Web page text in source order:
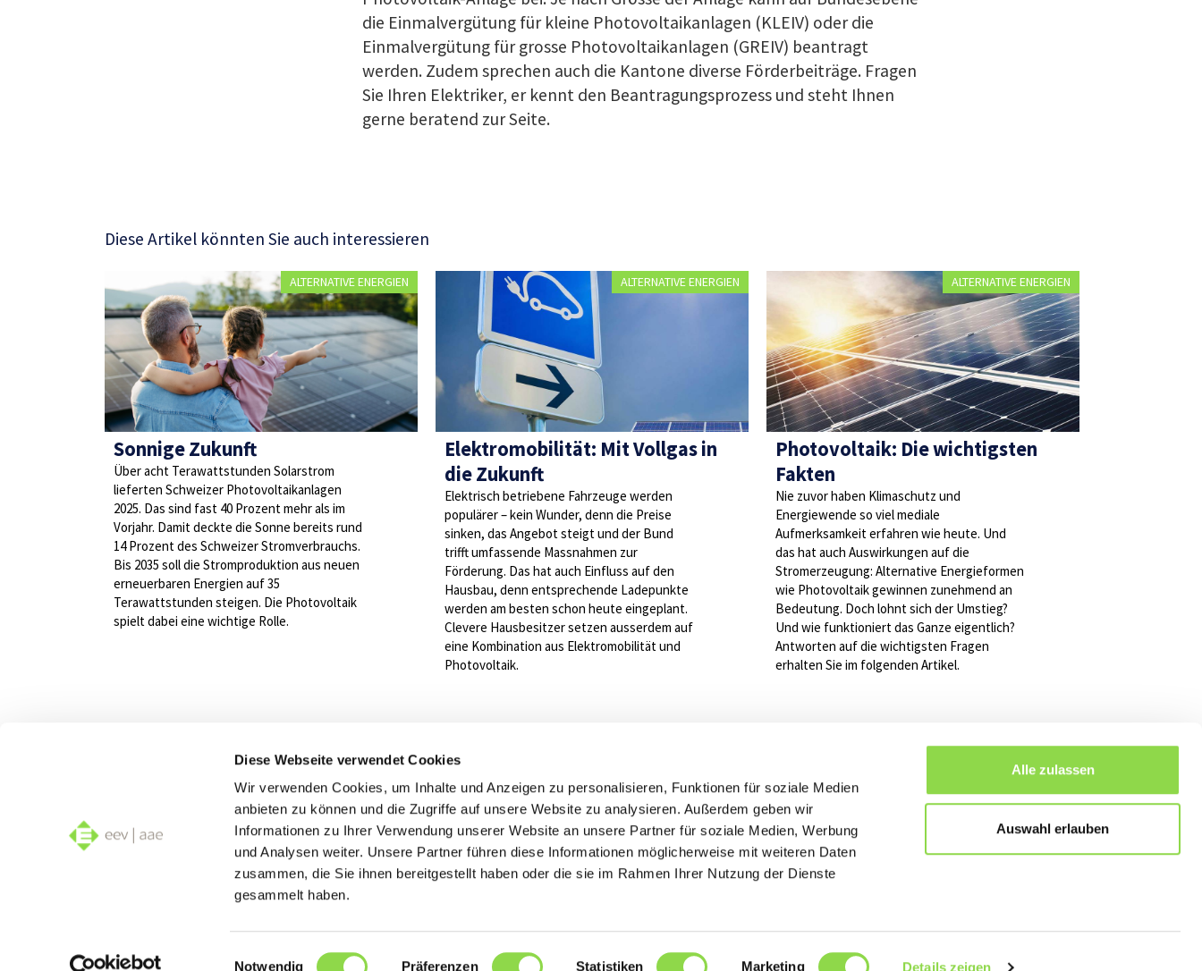
Diese Webseite verwendet Cookies
Wir verwenden Cookies, um Inhalte und Anzeigen zu personalisieren, Funktionen für soziale Medien
anbieten zu können und die Zugriffe auf unsere Website zu analysieren. Außerdem geben wir
Informationen zu Ihrer Verwendung unserer Website an unsere Partner für soziale Medien, Werbung
und Analysen weiter. Unsere Partner führen diese Informationen möglicherweise mit weiteren Daten
zusammen, die Sie ihnen bereitgestellt haben oder die sie im Rahmen Ihrer Nutzung der Dienste
gesammelt haben.
Einwilligungsauswahl
Notwendig Präferenzen Statistiken Marketing Details zeigen
Alle zulassen
Auswahl erlauben
die Einmalvergütung für kleine Photovoltaikanlagen (KLEIV) oder die
Einmalvergütung für grosse Photovoltaikanlagen (GREIV) beantragt
werden. Zudem sprechen auch die Kantone diverse Förderbeiträge. Fragen
Sie Ihren Elektriker, er kennt den Beantragungsprozess und steht Ihnen
gerne beratend zur Seite.
Diese Artikel könnten Sie auch interessieren
ALTERNATIVE ENERGIEN
Sonnige Zukunft
Über acht Terawattstunden Solarstrom
lieferten Schweizer Photovoltaikanlagen
2025. Das sind fast 40 Prozent mehr als im
Vorjahr. Damit deckte die Sonne bereits rund
14 Prozent des Schweizer Stromverbrauchs.
Bis 2035 soll die Stromproduktion aus neuen
erneuerbaren Energien auf 35
Terawattstunden steigen. Die Photovoltaik
spielt dabei eine wichtige Rolle.
ALTERNATIVE ENERGIEN
Elektromobilität: Mit Vollgas in
die Zukunft
Elektrisch betriebene Fahrzeuge werden
populärer – kein Wunder, denn die Preise
sinken, das Angebot steigt und der Bund
trifft umfassende Massnahmen zur
Förderung. Das hat auch Einfluss auf den
Hausbau, denn entsprechende Ladepunkte
werden am besten schon heute eingeplant.
Clevere Hausbesitzer setzen ausserdem auf
eine Kombination aus Elektromobilität und
Photovoltaik.
ALTERNATIVE ENERGIEN
Photovoltaik: Die wichtigsten
Fakten
Nie zuvor haben Klimaschutz und
Energiewende so viel mediale
Aufmerksamkeit erfahren wie heute. Und
das hat auch Auswirkungen auf die
Stromerzeugung: Alternative Energieformen
wie Photovoltaik gewinnen zunehmend an
Bedeutung. Doch lohnt sich der Umstieg?
Und wie funktioniert das Ganze eigentlich?
Antworten auf die wichtigsten Fragen
erhalten Sie im folgenden Artikel.
Zurück zur Übersicht